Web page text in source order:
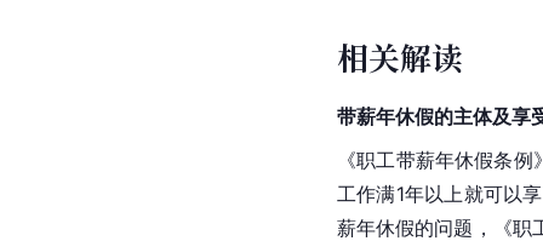
相关解读
带薪年休假的主体及享
《职工带薪年休假条
工作满1年以上就可以
薪年休假的问题，《职